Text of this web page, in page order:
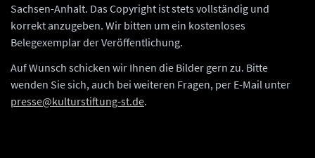
Sachsen-Anhalt. Das Copyright ist stets vollständig und
korrekt anzugeben. Wir bitten um ein kostenloses
Belegexemplar der Veröffentlichung.
Auf Wunsch schicken wir Ihnen die Bilder gern zu. Bitte
wenden Sie sich, auch bei weiteren Fragen, per E-Mail unter
presse@kulturstiftung-st.de.